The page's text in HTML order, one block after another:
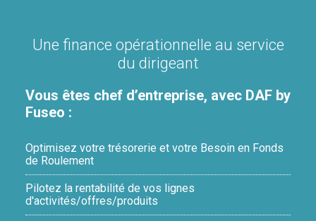
Une finance opérationnelle au service
du dirigeant
Vous êtes chef d’entreprise, avec DAF by
Fuseo :
Optimisez votre trésorerie et votre Besoin en Fonds
de Roulement
Pilotez la rentabilité de vos lignes
d'activités/offres/produits